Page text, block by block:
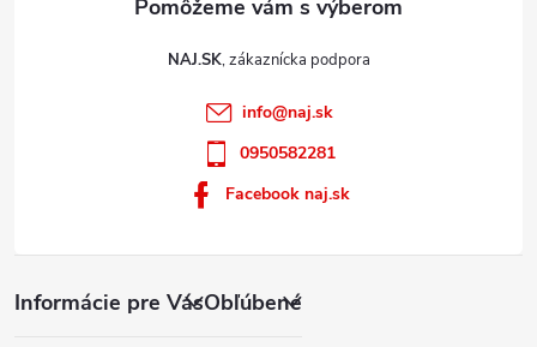
Informácie pre VásObľúbené
NAJ.SK
info@naj.sk
0950582281
Facebook naj.sk